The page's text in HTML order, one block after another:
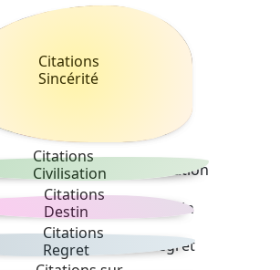
Citations
Sincérité
Citations
Civilisation
Citations
Destin
Citations
Regret